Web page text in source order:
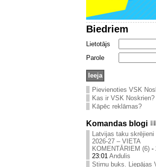
Biedriem
Lietotājs
Parole
Pievienoties VSK
Kas ir VSK Noskrien?
Kāpēc reklāmas?
Komandas blogi
Latvijas taku skrējieni
2026-27 – VIETA
KOMENTĀRIEM (6) -
23:01 Andulis
Stirnu buks. Liepājas